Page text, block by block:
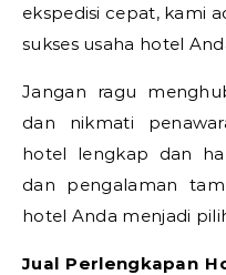
ekspedisi cepat, kami
sukses usaha hotel
Jangan ragu
dan nikmati
hotel lengkap dan
dan pengalaman
hotel Anda menjadi
Jual Perlengkapan